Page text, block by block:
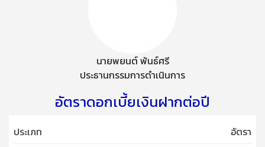
นายพยนต์ พันธ์ศรี
ประธานกรรมการดำเนินการ
อัตราดอกเบี้ยเงินฝากต่อปี
ประเภท
อัตรา